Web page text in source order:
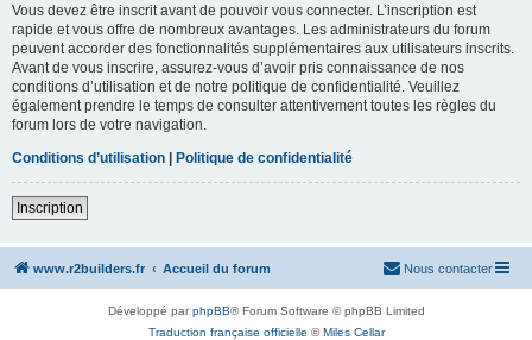
Vous devez être inscrit avant de pouvoir vous connecter. L’inscription est
rapide et vous offre de nombreux avantages. Les administrateurs du forum
peuvent accorder des fonctionnalités supplémentaires aux utilisateurs inscrits.
Avant de vous inscrire, assurez-vous d’avoir pris connaissance de nos
conditions d’utilisation et de notre politique de confidentialité. Veuillez
également prendre le temps de consulter attentivement toutes les règles du
forum lors de votre navigation.
Conditions d’utilisation | Politique de confidentialité
Inscription
www.r2builders.fr Accueil du forum Nous contacter
Développé parphpBB® Forum Software © phpBB Limited
Traduction française officielle ©Miles Cellar